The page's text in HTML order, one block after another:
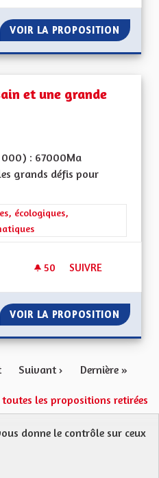
VOIR LA PROPOSITION
et une grande
000) : 67000Ma
grands défis pour
: Les transitions
écologiques,
50 50 ABONNÉS
SUIVRE
VOIR LA PROPOSITION UN
Suivant › Dernière »
toutes les propositions retirées
donne le contrôle sur ceux